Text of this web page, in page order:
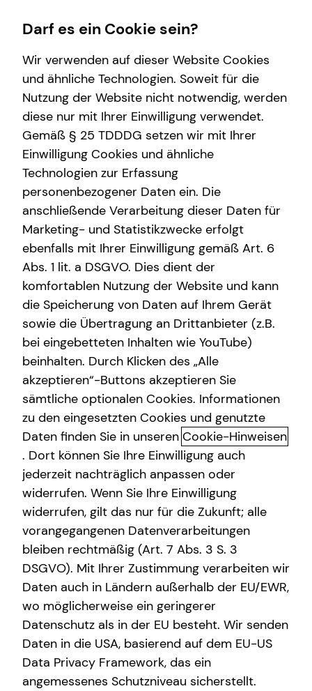
Finanzberatung
Spezialisten-Netzwerk
Investment
Kapitalanlage Immobilien
Altersvorsorge
Wissenswertes
Interview
Über mich
Über tecis
Podcast
teamzukunft
Service
Kundenportal
Schadenabwicklung
Ben Helling
Ben Helling
Branch Manager
in Köln und Umgebung
Kurzportrait Ben Helling
Als Branch Manager bei tecis unterstütze ich Menschen
dabei, ihre finanziellen Ziele zu erreichen – transparent,
individuell und auf Augenhöhe. Gemeinsam entwickeln wir
Strategien für Ihre finanzielle Unabhängigkeit.
Mehr über mich
Darf es ein Cookie sein?
Wir verwenden auf dieser Website Cookies
und ähnliche Technologien. Soweit für die
Nutzung der Website nicht notwendig, werden
diese nur mit Ihrer Einwilligung verwendet.
Gemäß § 25 TDDDG setzen wir mit Ihrer
Einwilligung Cookies und ähnliche
Technologien zur Erfassung
personenbezogener Daten ein. Die
anschließende Verarbeitung dieser Daten für
Marketing- und Statistikzwecke erfolgt
ebenfalls mit Ihrer Einwilligung gemäß Art. 6
Abs. 1 lit. a DSGVO. Dies dient der
komfortablen Nutzung der Website und kann
die Speicherung von Daten auf Ihrem Gerät
sowie die Übertragung an Drittanbieter (z.B.
bei eingebetteten Inhalten wie YouTube)
beinhalten. Durch Klicken des „Alle
akzeptieren“-Buttons akzeptieren Sie
sämtliche optionalen Cookies. Informationen
zu den eingesetzten Cookies und genutzte
Daten finden Sie in unseren Cookie-Hinweisen
. Dort können Sie Ihre Einwilligung auch
jederzeit nachträglich anpassen oder
widerrufen. Wenn Sie Ihre Einwilligung
widerrufen, gilt das nur für die Zukunft; alle
vorangegangenen Datenverarbeitungen
bleiben rechtmäßig (Art. 7 Abs. 3 S. 3
DSGVO). Mit Ihrer Zustimmung verarbeiten wir
Daten auch in Ländern außerhalb der EU/EWR,
wo möglicherweise ein geringerer
Datenschutz als in der EU besteht. Wir senden
Daten in die USA, basierend auf dem EU-US
Data Privacy Framework, das ein
angemessenes Schutzniveau sicherstellt.